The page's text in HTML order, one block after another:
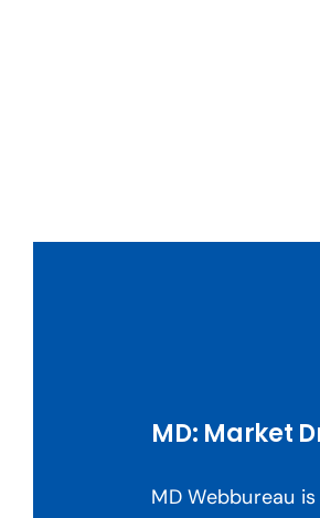
MD: Market
MD Webbureau